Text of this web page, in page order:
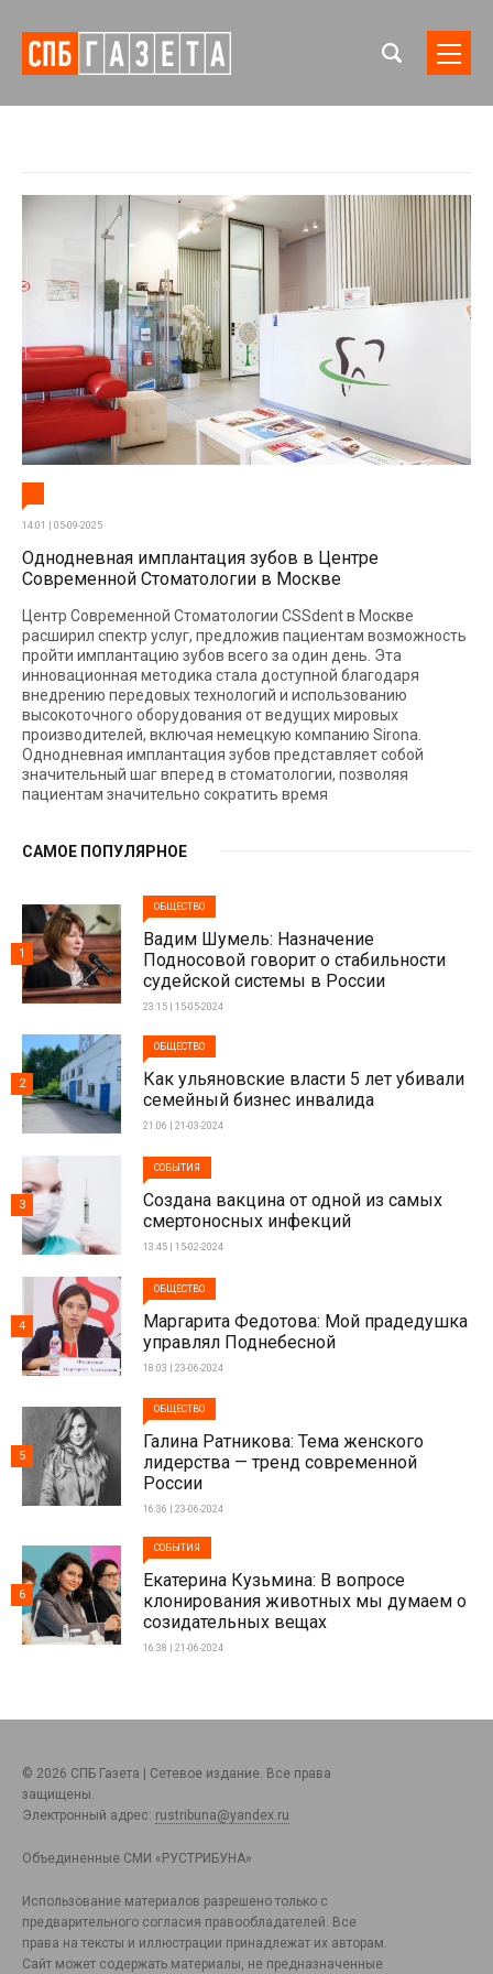
14:01 | 05-09-2025
Однодневная имплантация зубов в Центре
Современной Стоматологии в Москве
Центр Современной Стоматологии CSSdent в Москве
расширил спектр услуг, предложив пациентам возможность
пройти имплантацию зубов всего за один день. Эта
инновационная методика стала доступной благодаря
внедрению передовых технологий и использованию
высокоточного оборудования от ведущих мировых
производителей, включая немецкую компанию Sirona.
Однодневная имплантация зубов представляет собой
значительный шаг вперед в стоматологии, позволяя
пациентам значительно сократить время
САМОЕ ПОПУЛЯРНОЕ
ОБЩЕСТВО
Вадим Шумель: Назначение
Подносовой говорит о стабильности
судейской системы в России
23:15 | 15-05-2024
1
ОБЩЕСТВО
Как ульяновские власти 5 лет убивали
семейный бизнес инвалида
21:06 | 21-03-2024
2
СОБЫТИЯ
Создана вакцина от одной из самых
смертоносных инфекций
13:45 | 15-02-2024
3
ОБЩЕСТВО
Маргарита Федотова: Мой прадедушка
управлял Поднебесной
18:03 | 23-06-2024
4
ОБЩЕСТВО
Галина Ратникова: Тема женского
лидерства — тренд современной
России
16:36 | 23-06-2024
5
СОБЫТИЯ
Екатерина Кузьмина: В вопросе
клонирования животных мы думаем о
созидательных вещах
16:38 | 21-06-2024
6
© 2026 СПБ Газета | Сетевое издание. Все права
защищены.
Электронный адрес: rustribuna@yandex.ru
Объединенные СМИ «РУСТРИБУНА»
Использование материалов разрешено только с
предварительного согласия правообладателей. Все
права на тексты и иллюстрации принадлежат их авторам.
Сайт может содержать материалы, не предназначенные